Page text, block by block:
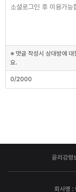
※ 댓글 작성시 상대방에
요.
0/2000
윤리강령
회사명 :